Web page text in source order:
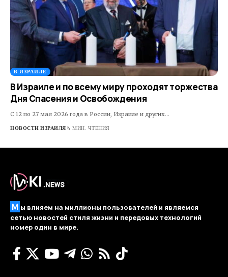
В ИЗРАИЛЕ
В Израиле и по всему миру проходят торжества
Дня Спасения и Освобождения
С 12 по 27 мая 2026 года в России, Израиле и других…
НОВОСТИ ИЗРАИЛЯ 4 МИН. ЧТЕНИЯ
М ы влияем на миллионы пользователей и являемся
сетью новостей стиля жизни и передовых технологий
номер один в мире.